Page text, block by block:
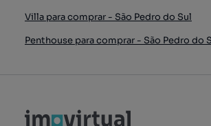
Villa para comprar - São Pedro do Sul
Penthouse para comprar - São Pedro do